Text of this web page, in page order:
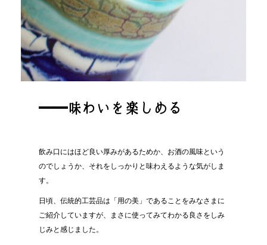
━━味わいを楽しめる
飲み口にはほど良い厚みがあるためか、お酒の風味という
のでしょうか、それをしっかりと味わえるような気がしま
す。
日頃、伝統的工芸品は「用の美」であることをみなさまに
ご紹介していますが、まさに使ってみてわかる良さをしみ
じみと感じました。